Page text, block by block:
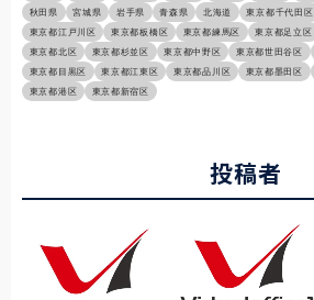
秋田県
宮城県 岩手県 青森県 北海道 東京都千代田区
東京都江戸川区
東京都板橋区 東京都練馬区 東京都足立区
東京都北区
東京都杉並区 東京都中野区 東京都世田谷区
東京都目黒区
東京都江東区 東京都品川区 東京都墨田区
東京都港区
東京都新宿区
投稿者